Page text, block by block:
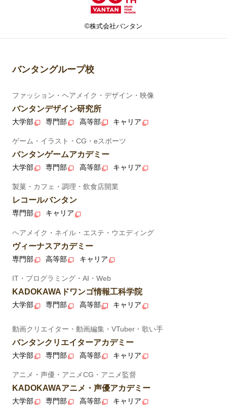
©株式会社バンタン
バンタングループ校
ファッション・ヘアメイク・デザイン・映像
バンタンデザイン研究所
大学部 専門部 高等部 キャリア
ゲーム・イラスト・CG・eスポーツ
バンタンゲームアカデミー
大学部 専門部 高等部 キャリア
製菓・カフェ・調理・飲食店開業
レコールバンタン
専門部 キャリア
ヘアメイク・ネイル・エステ・ウエディング
ヴィーナスアカデミー
専門部 高等部 キャリア
IT・プログラミング・AI・Web
KADOKAWAドワンゴ情報工科学院
大学部 専門部 高等部 キャリア
動画クリエイター・動画編集・VTuber・歌い手
バンタンクリエイターアカデミー
大学部 専門部 高等部 キャリア
アニメ・声優・アニメCG・アニメ監督
KADOKAWAアニメ・声優アカデミー
大学部 専門部 高等部 キャリア